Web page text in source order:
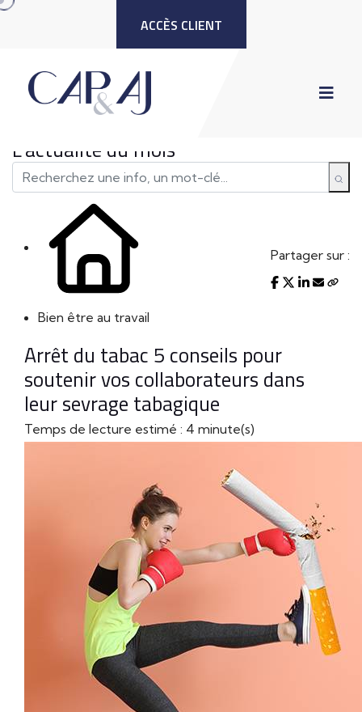
ACCÈS CLIENT
L'actualité du mois
Bien être au travail
Partager sur :
Arrêt du tabac 5 conseils pour
soutenir vos collaborateurs dans
leur sevrage tabagique
Temps de lecture estimé : 4 minute(s)